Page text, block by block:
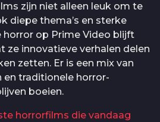
zijn niet alleen leuk om te
diepe thema’s en sterke
horror op Prime Video blijft
ze innovatieve verhalen delen
zetten. Er is een mix van
en traditionele horror-
boeien.
horrorfilms die vandaag